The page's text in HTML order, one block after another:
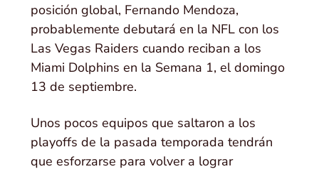
posición global, Fernando Mendoza,
probablemente debutará en la NFL con los
Las Vegas Raiders cuando reciban a los
Miami Dolphins en la Semana 1, el domingo
13 de septiembre.
Unos pocos equipos que saltaron a los
playoffs de la pasada temporada tendrán
que esforzarse para volver a lograr